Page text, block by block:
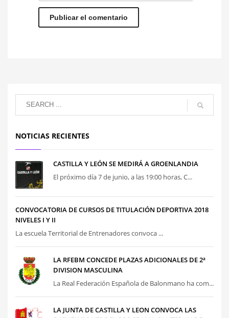
NOTICIAS RECIENTES
CASTILLA Y LEÓN SE MEDIRÁ A GROENLANDIA
El próximo día 7 de junio, a las 19:00 horas, C...
CONVOCATORIA DE CURSOS DE TITULACIÓN DEPORTIVA 2018
NIVELES I Y II
La escuela Territorial de Entrenadores convoca ...
LA RFEBM CONCEDE PLAZAS ADICIONALES DE 2ª
DIVISION MASCULINA
La Real Federación Española de Balonmano ha com...
LA JUNTA DE CASTILLA Y LEON CONVOCA LAS